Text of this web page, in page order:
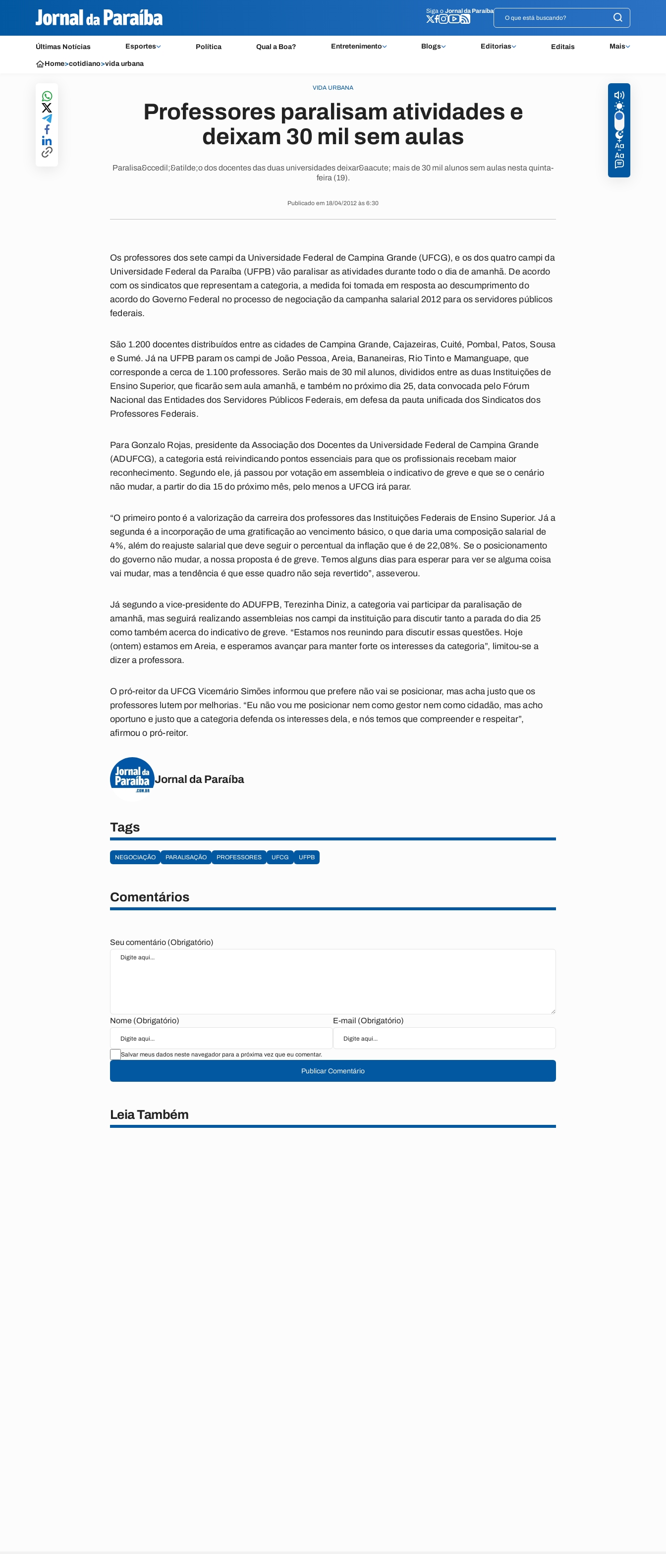
Siga o Jornal da Paraíba
Últimas Notícias Esportes Política Qual a Boa? Entretenimento Blogs Editorias Editais Mais
Siga o Jornal da Paraíba
Home>cotidiano>vida urbana
VIDA URBANA
Professores paralisam atividades e
deixam 30 mil sem aulas
Paralisa&ccedil;&atilde;o dos docentes das duas universidades deixar&aacute; mais de 30 mil alunos sem aulas nesta quinta-
feira (19).
Publicado em 18/04/2012 às 6:30
Os professores dos sete campi da Universidade Federal de Campina Grande (UFCG), e os dos quatro campi da
Universidade Federal da Paraíba (UFPB) vão paralisar as atividades durante todo o dia de amanhã. De acordo
com os sindicatos que representam a categoria, a medida foi tomada em resposta ao descumprimento do
acordo do Governo Federal no processo de negociação da campanha salarial 2012 para os servidores públicos
federais.
São 1.200 docentes distribuídos entre as cidades de Campina Grande, Cajazeiras, Cuité, Pombal, Patos, Sousa
e Sumé. Já na UFPB param os campi de João Pessoa, Areia, Bananeiras, Rio Tinto e Mamanguape, que
corresponde a cerca de 1.100 professores. Serão mais de 30 mil alunos, divididos entre as duas Instituições de
Ensino Superior, que ficarão sem aula amanhã, e também no próximo dia 25, data convocada pelo Fórum
Nacional das Entidades dos Servidores Públicos Federais, em defesa da pauta unificada dos Sindicatos dos
Professores Federais.
Para Gonzalo Rojas, presidente da Associação dos Docentes da Universidade Federal de Campina Grande
(ADUFCG), a categoria está reivindicando pontos essenciais para que os profissionais recebam maior
reconhecimento. Segundo ele, já passou por votação em assembleia o indicativo de greve e que se o cenário
não mudar, a partir do dia 15 do próximo mês, pelo menos a UFCG irá parar.
“O primeiro ponto é a valorização da carreira dos professores das Instituições Federais de Ensino Superior. Já a
segunda é a incorporação de uma gratificação ao vencimento básico, o que daria uma composição salarial de
4%, além do reajuste salarial que deve seguir o percentual da inflação que é de 22,08%. Se o posicionamento
do governo não mudar, a nossa proposta é de greve. Temos alguns dias para esperar para ver se alguma coisa
vai mudar, mas a tendência é que esse quadro não seja revertido”, asseverou.
Já segundo a vice-presidente do ADUFPB, Terezinha Diniz, a categoria vai participar da paralisação de
amanhã, mas seguirá realizando assembleias nos campi da instituição para discutir tanto a parada do dia 25
como também acerca do indicativo de greve. “Estamos nos reunindo para discutir essas questões. Hoje
(ontem) estamos em Areia, e esperamos avançar para manter forte os interesses da categoria”, limitou-se a
dizer a professora.
O pró-reitor da UFCG Vicemário Simões informou que prefere não vai se posicionar, mas acha justo que os
professores lutem por melhorias. “Eu não vou me posicionar nem como gestor nem como cidadão, mas acho
oportuno e justo que a categoria defenda os interesses dela, e nós temos que compreender e respeitar”,
afirmou o pró-reitor.
Jornal da Paraíba
Tags
NEGOCIAÇÃO PARALISAÇÃO PROFESSORES UFCG UFPB
Comentários
Seu comentário (Obrigatório)
Nome (Obrigatório) E-mail (Obrigatório)
Salvar meus dados neste navegador para a próxima vez que eu comentar.
Publicar Comentário
Leia Também